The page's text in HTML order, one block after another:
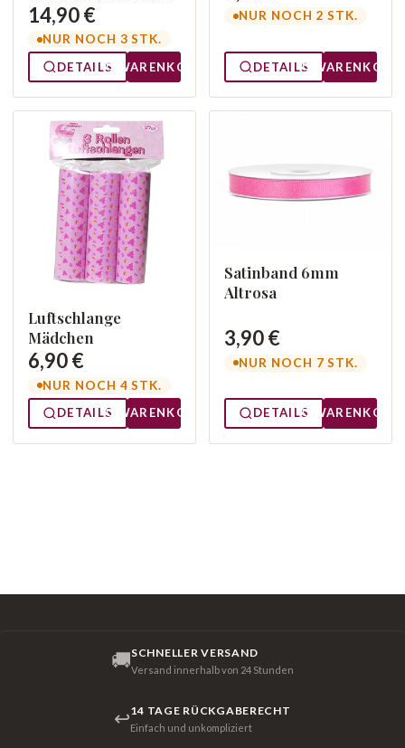
14,90 €
NUR NOCH 3 STK.
DETAILS
WARENKORB
NUR NOCH 2 STK.
DETAILS WARENKORB
Luftschlange
Mädchen
6,90 €
NUR NOCH 4 STK.
DETAILS
WARENKORB
Satinband 6mm
Altrosa
3,90 €
NUR NOCH 7 STK.
DETAILS WARENKORB
🚚SCHNELLER VERSAND
Versand innerhalb von 24 Stunden
↩14 TAGE RÜCKGABERECHT
Einfach und unkompliziert